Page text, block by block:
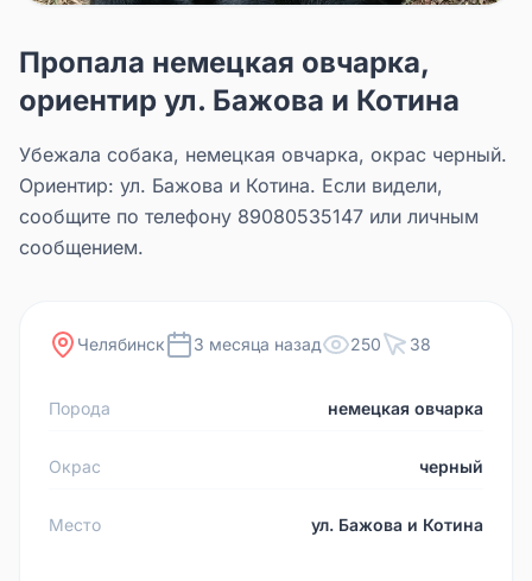
Пропала немецкая овчарка,
ориентир ул. Бажова и Котина
Убежала собака, немецкая овчарка, окрас черный.
Ориентир: ул. Бажова и Котина. Если видели,
сообщите по телефону 89080535147 или личным
сообщением.
Челябинск 3 месяца назад 250 38
Порода немецкая овчарка
Окрас черный
Место ул. Бажова и Котина